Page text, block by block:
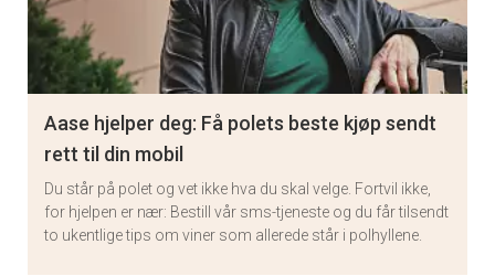
Aase hjelper deg: Få polets beste kjøp sendt
rett til din mobil
Du står på polet og vet ikke hva du skal velge. Fortvil ikke,
for hjelpen er nær: Bestill vår sms-tjeneste og du får tilsendt
to ukentlige tips om viner som allerede står i polhyllene.